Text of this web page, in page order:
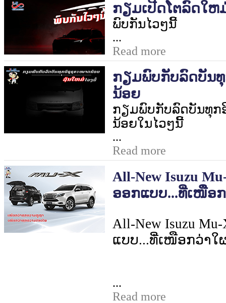
ກຽມເປີດໂຕລົດໃຫ
ພົບກັນໄວໆນີ້
...
Read more
ກຽມພົບກັບລົດບັນ
ນ້ອຍ
ກຽມພົບກັບລົດບັນທຸ
ນ້ອຍໃນໄວໆນີ້
...
Read more
All-New Isuzu
ອອກແບບ...ທີ່ເໜືອ
All-New Isuzu
ແບບ...ທີ່ເໜືອກວ່າໃ
...
Read more